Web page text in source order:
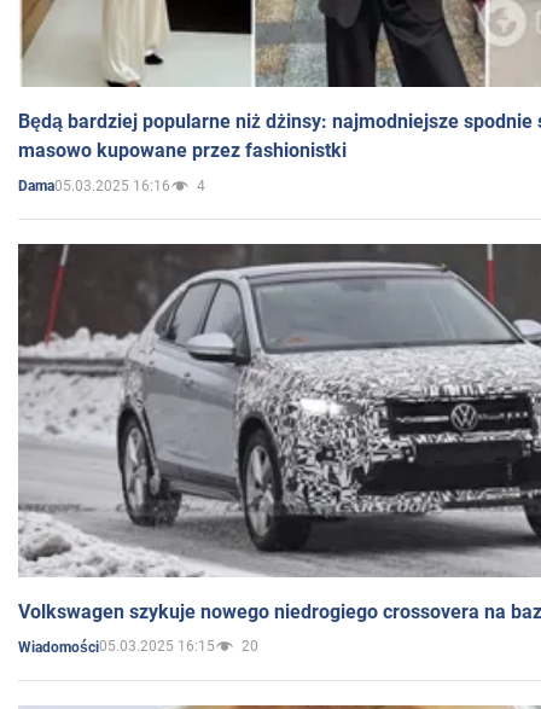
Będą bardziej popularne niż dżinsy: najmodniejsze spodnie
masowo kupowane przez fashionistki
Dama05.03.2025 16:16 4
Volkswagen szykuje nowego niedrogiego crossovera na
Wiadomości05.03.2025 16:15 20